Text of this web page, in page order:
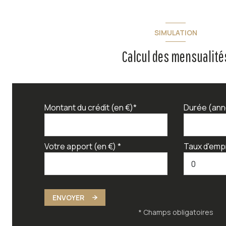
SIMULATION
Calcul des
Montant du crédit (en €)* Durée
Votre apport (en €) * Taux
ENVOYER
* Champs obligatoires